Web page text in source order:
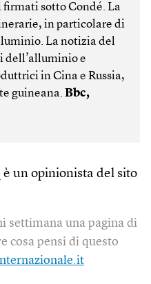
sotto Condé. La
in particolare di
La notizia del
dell’alluminio e
in Cina e Russia,
guineana.Bbc,
è un opinionista del sito
settimana una pagina di
cosa pensi di questo